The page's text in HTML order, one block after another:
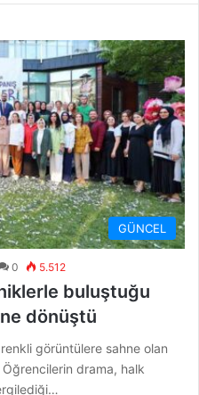
GÜNCEL
0 5.512
buluştuğu
dönüştü
görüntülere sahne olan
drama, halk